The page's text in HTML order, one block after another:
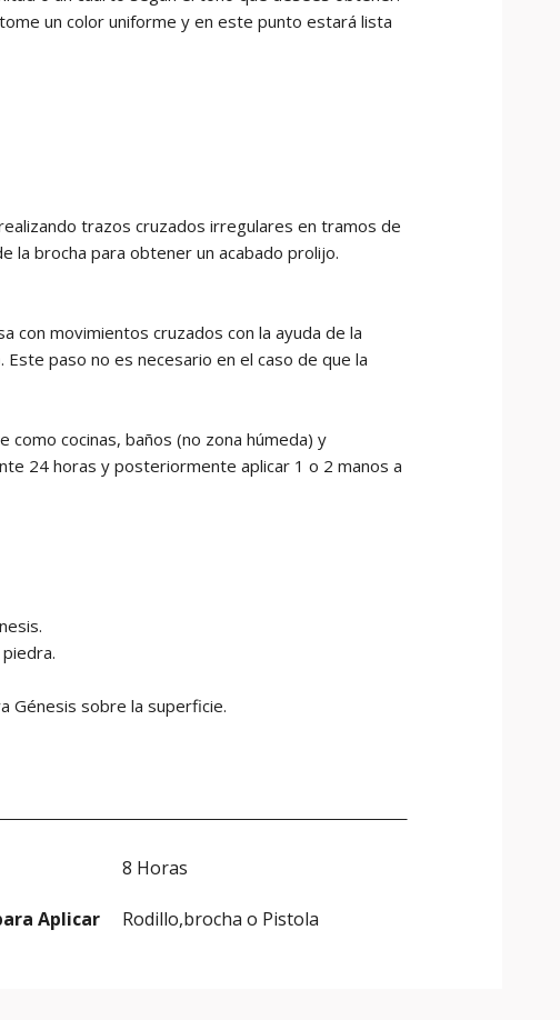
un color uniforme y en este punto estará lista
trazos cruzados irregulares en tramos de
la brocha para obtener un acabado prolijo.
con movimientos cruzados con la ayuda de la
paso no es necesario en el caso de que la
cocinas, baños (no zona húmeda) y
24 horas y posteriormente aplicar 1 o 2 manos a
Génesis sobre la superficie.
8 Horas
Aplicar Rodillo,brocha o Pistola